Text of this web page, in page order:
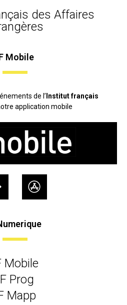
des Affaires
Mobile
de l’ Institut français
application mobile
Mobile
Prog
Mapp